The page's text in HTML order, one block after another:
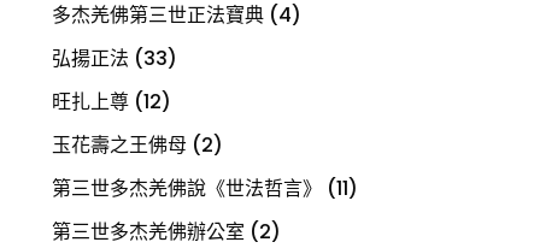
多杰羌佛第三世正法寶典 (4)
弘揚正法 (33)
旺扎上尊 (12)
玉花壽之王佛母 (2)
第三世多杰羌佛說《世法哲言》
(11)
第三世多杰羌佛辦公室 (2)